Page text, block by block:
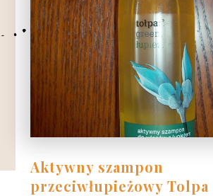
Aktywny szampon
przeciwłupieżowy Tolpa